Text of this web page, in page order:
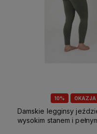
Damskie legginsy Vilma z
lejem chłodzące Horze